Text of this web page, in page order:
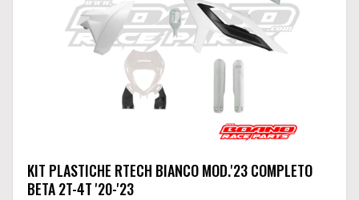
KIT PLASTICHE RTECH BIANCO MOD.'23 COMPLETO
BETA 2T-4T '20-'23